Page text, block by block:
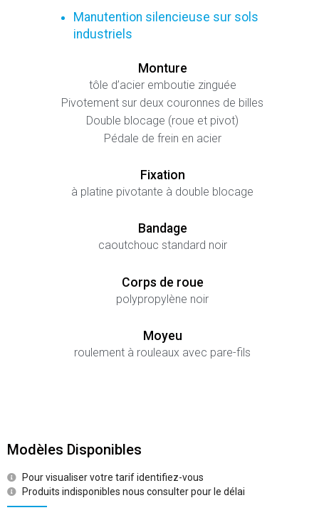
Manutention silencieuse sur sols
industriels
Monture
tôle d’acier emboutie zinguée
Pivotement sur deux couronnes de billes
Double blocage (roue et pivot)
Pédale de frein en acier
Fixation
à platine pivotante à double blocage
Bandage
caoutchouc standard noir
Corps de roue
polypropylène noir
Moyeu
roulement à rouleaux avec pare-fils
Modèles Disponibles
Pour visualiser votre tarif identifiez-vous
Produits indisponibles nous consulter pour le délai